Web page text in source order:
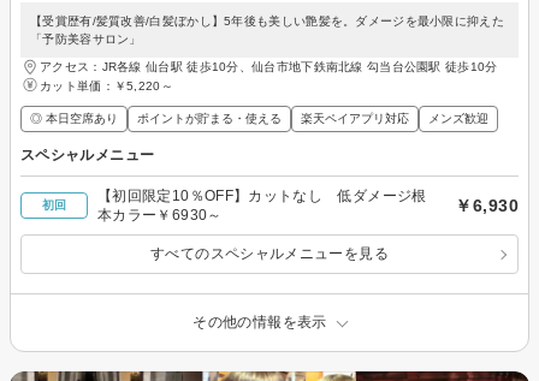
​【受賞歴有/髪質改善/白髪ぼかし】5年後も美しい艶髪を。ダメージを最小限に抑えた
「予防美容サロン」
アクセス：JR各線 仙台駅 徒歩10分、仙台市地下鉄南北線 勾当台公園駅 徒歩10分
カット単価： ￥5,220～
◎ 本日空席あり ポイントが貯まる・使える 楽天ペイアプリ対応 メンズ歓迎
スペシャルメニュー
初回
【初回限定10％OFF】カットなし 低ダメージ根
本カラー￥6930～
￥6,930
すべてのスペシャルメニューを見る
その他の情報を表示